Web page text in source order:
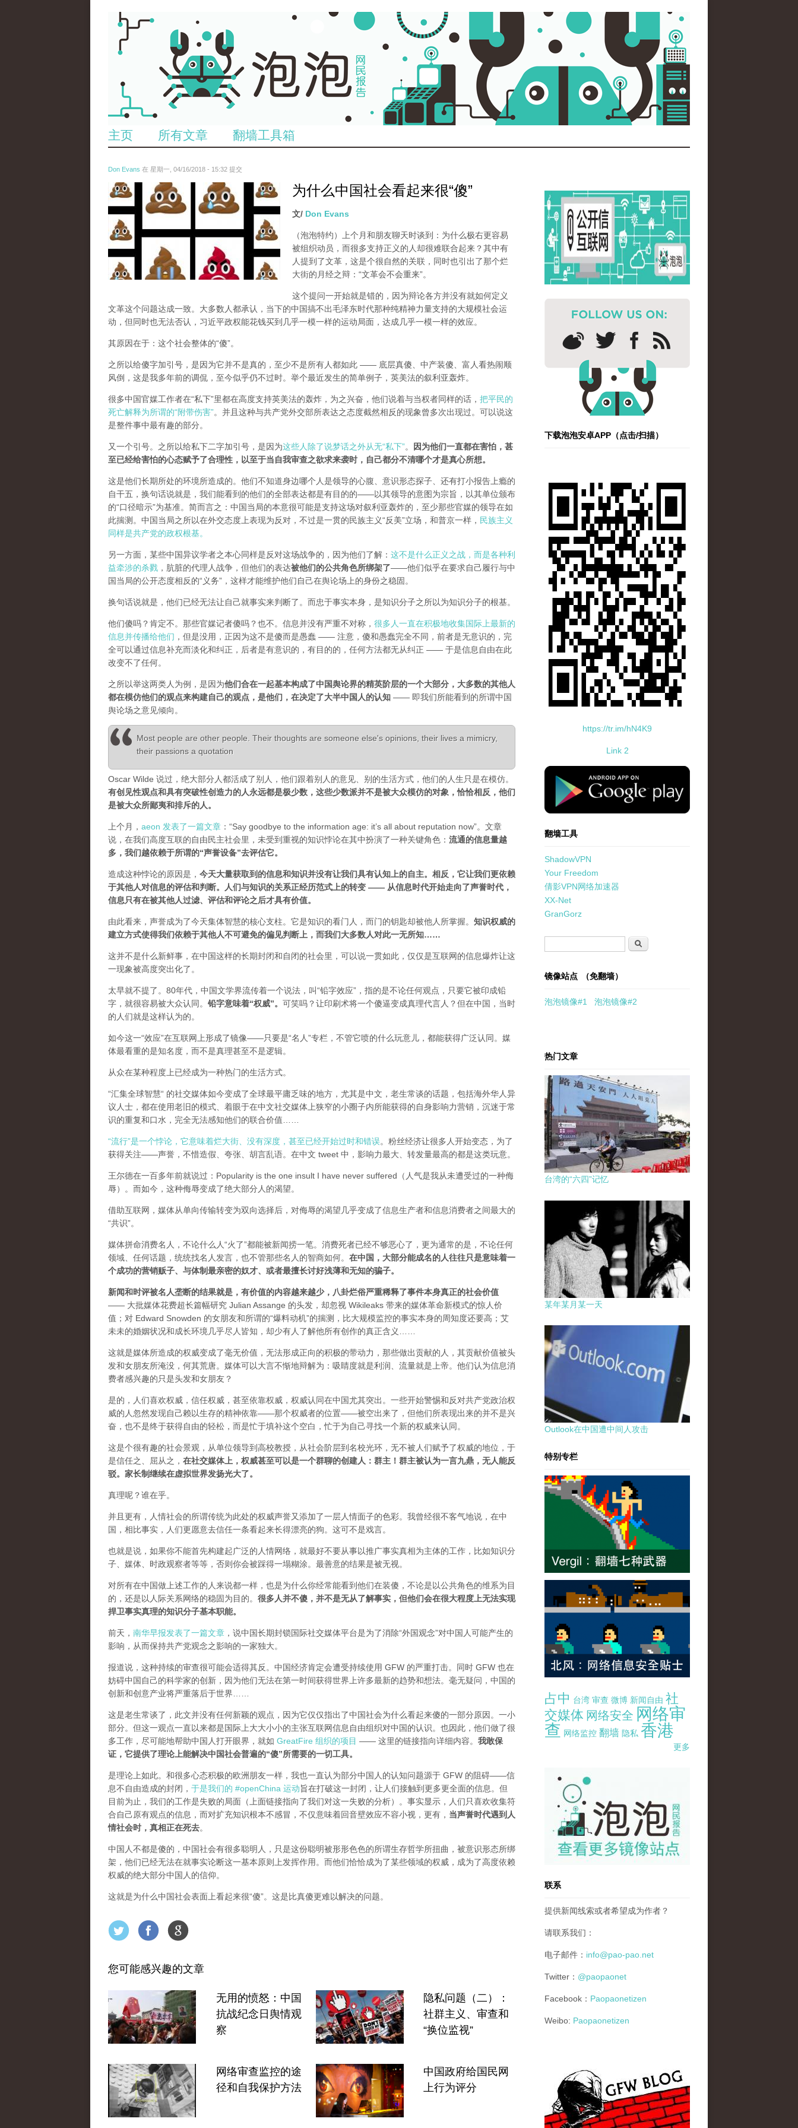
主页 所有文章 翻墙工具箱
Don Evans 在 星期一, 04/16/2018 - 15:32 提交
wechatimg1053.jpeg 为什么中国社会看起来很“傻”
文/ Don Evans
（泡泡特约）
上个月和朋友聊天时谈到：为什么极右更容易
被组织动员，而很多支持正义的人却很难联合起来？其中有
人提到了文革，这是个很自然的关联，同时也引出了那个烂
大街的月经之辩：“文革会不会重来”。
这个提问一开始就是错的，因为辩论各方并没有就如何定义
文革这个问题达成一致。大多数人都承认，当下的中国搞不出毛泽东时代那种纯精神力量支持的大规模社会运
动，但同时也无法否认，习近平政权能花钱买到几乎一模一样的运动局面，达成几乎一模一样的效应。
其原因在于：这个社会整体的“傻”。
之所以给傻字加引号，是因为它并不是真的，至少不是所有人都如此 —— 底层真傻、中产装傻、富人看热闹顺
风倒，这是我多年前的调侃，至今似乎仍不过时。举个最近发生的简单例子，英美法的叙利亚轰炸。
很多中国官媒工作者在“私下”里都在高度支持英美法的轰炸，为之兴奋，他们说着与当权者同样的话， 把平民的
死亡解释为所谓的“附带伤害”。并且这种与共产党外交部所表达之态度截然相反的现象曾多次出现过。可以说这
是整件事中最有趣的部分。
又一个引号。之所以给私下二字加引号，是因为这些人除了说梦话之外从无“私下”。
因为他们一直都在害怕，甚
至已经给害怕的心态赋予了合理性，以至于当自我审查之欲求来袭时，自己都分不清哪个才是真心所想。
这是他们长期所处的环境所造成的。他们不知道身边哪个人是领导的心腹、意识形态探子、还有打小报告上瘾的
自干五，换句话说就是，我们能看到的他们的全部表达都是有目的的——以其领导的意图为宗旨，以其单位颁布
的“口径暗示”为基准。简而言之：中国当局的本意很可能是支持这场对叙利亚轰炸的，至少那些官媒的领导在如
此揣测。中国当局之所以在外交态度上表现为反对，不过是一贯的民族主义“反美”立场，和普京一样， 民族主义
同样是共产党的政权根基。
另一方面，某些中国异议学者之本心同样是反对这场战争的，因为他们了解： 这不是什么正义之战，而是各种利
益牵涉的杀戮 ，肮脏的代理人战争，但他们的表达被他们的公共角色所绑架了——他们似乎在要求自己履行与中
国当局的公开态度相反的“义务”，这样才能维护他们自己在舆论场上的身份之稳固。
换句话说就是，他们已经无法让自己就事实来判断了。而忠于事实本身，是知识分子之所以为知识分子的根基。
他们傻吗？肯定不。那些官媒记者傻吗？也不。信息并没有严重不对称， 很多人一直在积极地收集国际上最新的
信息并传播给他们 ，但是没用，正因为这不是傻而是愚蠢 —— 注意，傻和愚蠢完全不同，前者是无意识的，完
全可以通过信息补充而淡化和纠正，后者是有意识的，有目的的，任何方法都无从纠正 —— 于是信息自由在此
改变不了任何。
之所以举这两类人为例，是因为他们合在一起基本构成了中国舆论界的精英阶层的一个大部分，大多数的其他人
都在模仿他们的观点来构建自己的观点，是他们，在决定了大半中国人的认知 —— 即我们所能看到的所谓中国
舆论场之意见倾向。
Most people are other people. Their thoughts are someone else's opinions, their lives a mimicry,
their passions a quotation
Oscar Wilde 说过，绝大部分人都活成了别人，他们跟着别人的意见、别的生活方式，他们的人生只是在模仿。
有创见性观点和具有突破性创造力的人永远都是极少数，这些少数派并不是被大众模仿的对象，恰恰相反，他们
是被大众所鄙夷和排斥的人。
上个月， aeon 发表了一篇文章 ：“Say goodbye to the information age: it’s all about reputation now”。文章
说，在我们高度互联的自由民主社会里，未受到重视的知识悖论在其中扮演了一种关键角色： 流通的信息量越
多，我们越依赖于所谓的“声誉设备”去评估它。
造成这种悖论的原因是， 今天大量获取到的信息和知识并没有让我们具有认知上的自主。相反，它让我们更依赖
于其他人对信息的评估和判断。
人们与知识的关系正经历范式上的转变 —— 从信息时代开始走向了声誉时代，
信息只有在被其他人过滤、评估和评论之后才具有价值。
由此看来，声誉成为了今天集体智慧的核心支柱。它是知识的看门人，而门的钥匙却被他人所掌握。 知识权威的
建立方式使得我们依赖于其他人不可避免的偏见判断上，而我们大多数人对此一无所知……
这并不是什么新鲜事，在中国这样的长期封闭和自闭的社会里，可以说一贯如此，仅仅是互联网的信息爆炸让这
一现象被高度突出化了。
太早就不提了。80年代，中国文学界流传着一个说法，叫“铅字效应”，指的是不论任何观点，只要它被印成铅
字，就很容易被大众认同。 铅字意味着“权威”。 可笑吗？让印刷术将一个傻逼变成真理代言人？但在中国，当时
的人们就是这样认为的。
如今这一“效应”在互联网上形成了镜像——只要是“名人”专栏，不管它喷的什么玩意儿，都能获得广泛认同。媒
体最看重的是知名度，而不是真理甚至不是逻辑。
从众在某种程度上已经成为一种热门的生活方式。
“汇集全球智慧“ 的社交媒体如今变成了全球最平庸乏味的地方，尤其是中文，老生常谈的话题，包括海外华人异
议人士，都在使用老旧的模式、着眼于在中文社交媒体上狭窄的小圈子内所能获得的自身影响力营销，沉迷于常
识的重复和口水，完全无法感知他们的联合价值……
“流行”是一个悖论，它意味着烂大街、没有深度，甚至已经开始过时和错误。粉丝经济让很多人开始变态，为了
获得关注——声誉，不惜造假、夸张、胡言乱语。在中文 tweet 中，影响力最大、转发量最高的都是这类玩意。
王尔德在一百多年前就说过：Popularity is the one insult I have never suffered（人气是我从未遭受过的一种侮
辱）。而如今，这种侮辱变成了绝大部分人的渴望。
借助互联网，媒体从单向传输转变为双向选择后，对侮辱的渴望几乎变成了信息生产者和信息消费者之间最大的
“共识”。
媒体拼命消费名人，不论什么人“火了”都能被新闻捞一笔。消费死者已经不够恶心了，更为通常的是，不论任何
领域、任何话题，统统找名人发言，也不管那些名人的智商如何。 在中国，大部分能成名的人往往只是意味着一
个成功的营销贩子、与体制最亲密的奴才、或者最擅长讨好浅薄和无知的骗子。
新闻和时评被名人垄断的结果就是，有价值的内容越来越少，八卦烂俗严重稀释了事件本身真正的社会价值
—— 大批媒体花费超长篇幅研究 Julian Assange 的头发，却忽视 Wikileaks 带来的媒体革命新模式的惊人价
值；对 Edward Snowden 的女朋友和所谓的“爆料动机”的揣测，比大规模监控的事实本身的周知度还要高；艾
未未的婚姻状况和成长环境几乎尽人皆知，却少有人了解他所有创作的真正含义……
这就是媒体所造成的权威变成了毫无价值，无法形成正向的积极的带动力，那些做出贡献的人，其贡献价值被头
发和女朋友所淹没，何其荒唐。媒体可以大言不惭地辩解为：吸睛度就是利润、流量就是上帝。他们认为信息消
费者感兴趣的只是头发和女朋友？
是的，人们喜欢权威，信任权威，甚至依靠权威，权威认同在中国尤其突出。一些开始警惕和反对共产党政治权
威的人忽然发现自己赖以生存的精神依靠——那个权威者的位置——被空出来了，但他们所表现出来的并不是兴
奋，也不是终于获得自由的轻松，而是忙于填补这个空白，忙于为自己寻找一个新的权威来认同。
这是个很有趣的社会景观，从单位领导到高校教授，从社会阶层到名校光环，无不被人们赋予了权威的地位，于
是信任之、屈从之， 在社交媒体上，权威甚至可以是一个群聊的创建人：群主！群主被认为一言九鼎，无人能反
驳。家长制继续在虚拟世界发扬光大了。
真理呢？谁在乎。
并且更有，人情社会的所谓传统为此处的权威声誉又添加了一层人情面子的色彩。我曾经很不客气地说，在中
国，相比事实，人们更愿意去信任一条看起来长得漂亮的狗。这可不是戏言。
也就是说，如果你不能首先构建起广泛的人情网络，就最好不要从事以推广事实真相为主体的工作，比如知识分
子、媒体、时政观察者等等，否则你会被踩得一塌糊涂。最善意的结果是被无视。
对所有在中国做上述工作的人来说都一样，也是为什么你经常能看到他们在装傻，不论是以公共角色的维系为目
的，还是以人际关系网络的稳固为目的。 很多人并不傻，并不是无从了解事实，但他们会在很大程度上无法实现
捍卫事实真理的知识分子基本职能。
前天， 南华早报发表了一篇文章 ，说中国长期封锁国际社交媒体平台是为了消除“外国观念”对中国人可能产生的
影响，从而保持共产党观念之影响的一家独大。
报道说，这种持续的审查很可能会适得其反。中国经济肯定会遭受持续使用 GFW 的严重打击。同时 GFW 也在
妨碍中国自己的科学家的创新，因为他们无法在第一时间获得世界上许多最新的趋势和想法。毫无疑问，中国的
创新和创意产业将严重落后于世界……
这是老生常谈了，此文并没有任何新颖的观点，因为它仅仅指出了中国社会为什么看起来傻的一部分原因。一小
部分。但这一观点一直以来都是国际上大大小小的主张互联网信息自由组织对中国的认识。也因此，他们做了很
多工作，尽可能地帮助中国人打开眼界，就如 GreatFire 组织的项目 —— 这里的链接指向详细内容。 我敢保
证，它提供了理论上能解决中国社会普遍的“傻”所需要的一切工具。
是理论上如此。和很多心态积极的欧洲朋友一样，我也一直认为部分中国人的认知问题源于 GFW 的阻碍——信
息不自由造成的封闭， 于是我们的 #openChina 运动旨在打破这一封闭，让人们接触到更多更全面的信息。但
目前为止，我们的工作是失败的局面（ 上面链接指向了我们对这一失败的分析）。事实显示，人们只喜欢收集符
合自己原有观点的信息，而对扩充知识根本不感冒，不仅意味着回音壁效应不容小视，更有， 当声誉时代遇到人
情社会时，真相正在死去。
中国人不都是傻的，中国社会有很多聪明人，只是这份聪明被形形色色的所谓生存哲学所扭曲，被意识形态所绑
架，他们已经无法在就事实论断这一基本原则上发挥作用。而他们恰恰成为了某些领域的权威，成为了高度依赖
权威的绝大部分中国人的信仰。
这就是为什么中国社会表面上看起来很“傻”。这是比真傻更难以解决的问题。
您可能感兴趣的文章
无用的愤怒：中国
抗战纪念日舆情观
察
隐私问题（二）：
社群主义、审查和
“换位监视”
网络审查监控的途
径和自我保护方法
中国政府给国民网
上行为评分
下载泡泡安卓APP（点击/扫描）
https://tr.im/hN4K9
Link 2
standard-icon-googleplay-app-store.png
翻墙工具
ShadowVPN
Your Freedom
倩影VPN网络加速器
XX-Net
GranGorz
搜索
镜像站点 （免翻墙）
泡泡镜像#1 泡泡镜像#2
热门文章
台湾的“六四”记忆
某年某月某一天
Outlook在中国遭中间人攻击
特别专栏
占中 台湾 审查 微博 新闻自由 社
交媒体 网络安全 网络审
查 网络监控 翻墙 隐私 香港
更多
pao-pao-banner-mirror-site-120814.jpg
联系
提供新闻线索或者希望成为作者？
请联系我们：
电子邮件： info@pao-pao.net
Twitter： @paopaonet
Facebook： Paopaonetizen
Weibo: Paopaonetizen
gfw_blog_small.jpg